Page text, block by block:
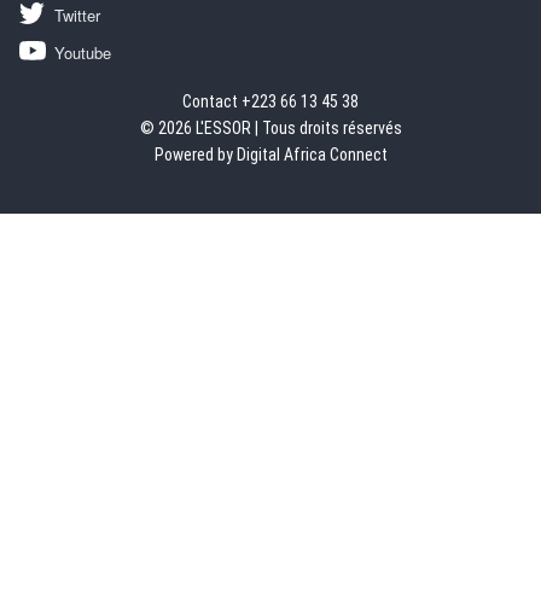
Twitter
Youtube
Contact +223 66 13 45 38
© 2026 L'ESSOR | Tous droits réservés
Powered by Digital Africa Connect